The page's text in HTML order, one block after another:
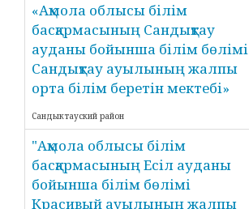
«Ақмола облысы білім
басқармасының Сандықтау
ауданы бойынша білім бөлімі
Сандықтау ауылының жалпы
орта білім беретін мектебі»
Сандыктауский район
"Ақмола облысы білім
басқармасының Есіл ауданы
бойынша білім бөлімі
Красивый ауылының жалпы